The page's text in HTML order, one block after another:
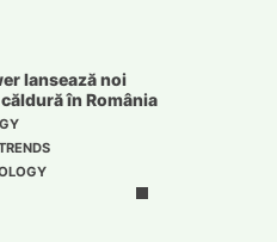
lansează noi
în România